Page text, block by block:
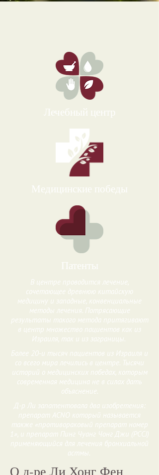
Лечебный центр
Медицинские победы
Патенты
В центре проводится лечение,
сочетающее древнюю китайскую
медицину и западные, конвенциальные
методы лечения. Потрясающие
результаты такого метода притягивают
в центр множество пациентов как из
Израиля, так и из заграницы.
Более 20-и тысяч пациентов из Израиля и
со всего мира лечились в центре. Тысячи
историй о медицинских победах, которым
современная медицина не в силах дать
объяснение.
Д-р Ли запатентовала два изобретения:
препарат ACNO который называется
также «противораковый препарат номер
1», и препарат Пинг Чуанг Чонг Джи (PCCJ)
применяющийся для лечения бронхиальной
астмы.
О д-ре Ли Хонг Фен